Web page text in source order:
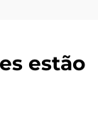
estão